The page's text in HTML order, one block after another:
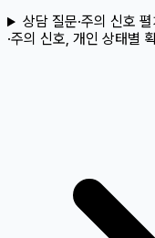
상담 질문·주의 신호 펼
·주의 신호, 개인 상태별